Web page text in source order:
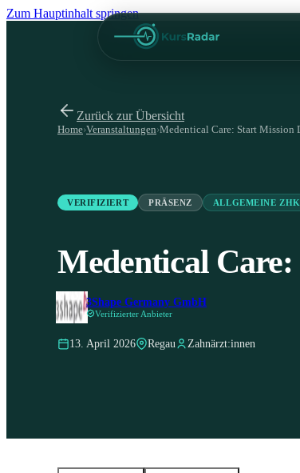
Zum Hauptinhalt springen
Zurück zur Übersicht
Home›Veranstaltungen›Medentical Care: Start Mission
VERIFIZIERT PRÄSENZ ALLGEMEINE ZHK
Medentical
3Shape Germany GmbH
Verifizierter Anbieter
13. April 2026 Regau Zahnärzt:innen